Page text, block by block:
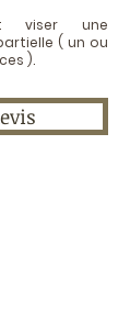
viser une
( un ou
).